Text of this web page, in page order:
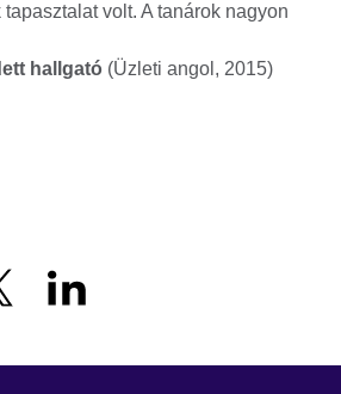
tapasztalat volt. A tanárok nagyon
hallgató (Üzleti angol, 2015)